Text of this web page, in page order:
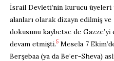
İsrail Devleti’nin kurucu üyeleri
alanları olarak dizayn edilmiş
dokusunu kaybetse de
devam etmişti.5 Mesela 7
Berşebaa (ya da Be’er-Sheva)